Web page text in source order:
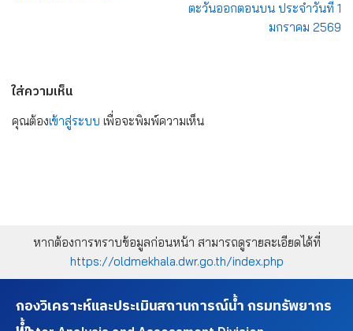
ตะวันออกตอนบน ประจำวันที่ 1
มกราคม 2569
ใส่ความเห็น
คุณต้องเข้าสู่ระบบ เพื่อจะพิมพ์ความเห็น
หากต้องการทราบข้อมูลก่อนหน้า สามารถดูรายละเอียดได้ที่
https://oldmekhala.dwr.go.th/index.php
กองวิเคราะห์และประเมินสถานการณ์น้ำ กรมทรัพยากร